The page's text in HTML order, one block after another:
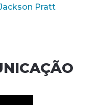
Pratt